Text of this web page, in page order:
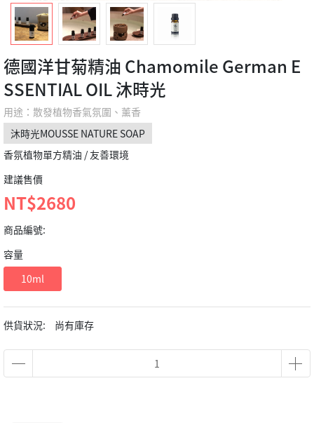
德國洋甘菊精油 Chamomile German E
SSENTIAL OIL 沐時光
用途：散發植物香氣氛圍、薰香
沐時光MOUSSE NATURE SOAP
香氛植物單方精油 / 友善環境
建議售價
NT$2680
商品編號:
供貨狀況: 尚有庫存
容量
10ml